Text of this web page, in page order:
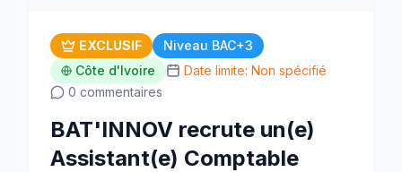
EXCLUSIF
Niveau BAC+3
Côte d'Ivoire
Date limite: Non spécifié
0 commentaires
BAT'INNOV recrute un(e)
Assistant(e) Comptable